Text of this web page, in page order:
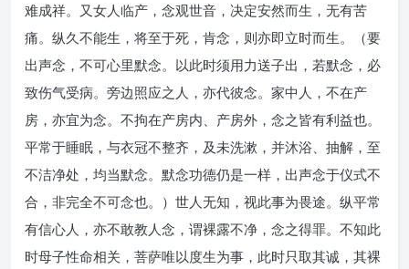
难成祥。又女人临产，念观世音，决定安然而生，无有苦
痛。纵久不能生，将至于死，肯念，则亦即立时而生。（要
出声念，不可心里默念。以此时须用力送子出，若默念，必
致伤气受病。旁边照应之人，亦代彼念。家中人，不在产
房，亦宜为念。不拘在产房内、产房外，念之皆有利益也。
平常于睡眠，与衣冠不整齐，及未洗漱，并沐浴、抽解，至
不洁净处，均当默念。默念功德仍是一样，出声念于仪式不
合，非完全不可念也。）世人无知，视此事为畏途。纵平常
有信心人，亦不敢教人念，谓裸露不净，念之得罪。不知此
时母子性命相关，菩萨唯以度生为事，此时只取其诚，其裸